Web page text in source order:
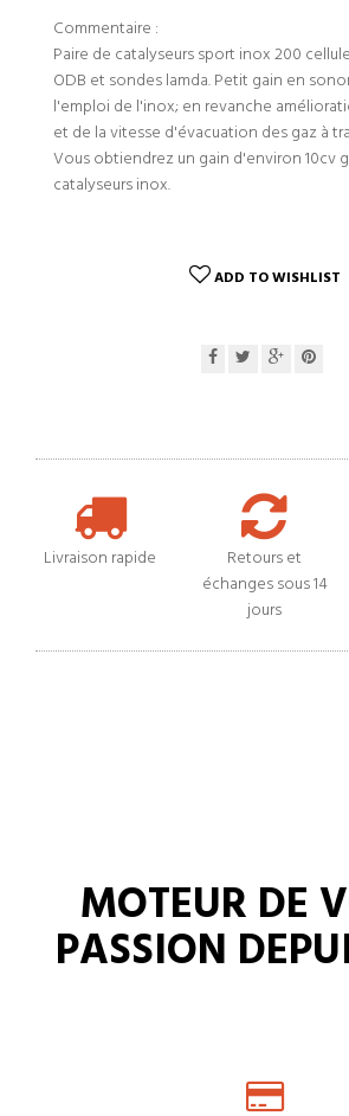
Commentaire :
Paire de catalyseurs sport inox 200
ODB et sondes lamda. Petit gain en
l'emploi de l'inox; en revanche
et de la vitesse d'évacuation des gaz à
Vous obtiendrez un gain d'environ 10cv
catalyseurs inox.
ADD TO WISHLIST
Livraison rapide
Retours et
échanges sous 14
jours
MOTEUR DE
PASSION